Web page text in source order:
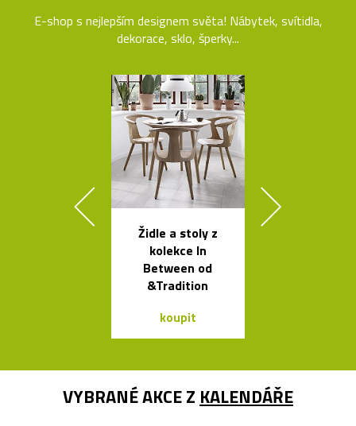
E-shop s nejlepším designem světa! Nábytek, svítidla,
dekorace, sklo, šperky...
Židle a stoly z
kolekce In
Between od
&Tradition
koupit
VYBRANÉ AKCE Z KALENDÁŘE